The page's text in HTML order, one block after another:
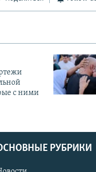
с ними
РУБРИКИ